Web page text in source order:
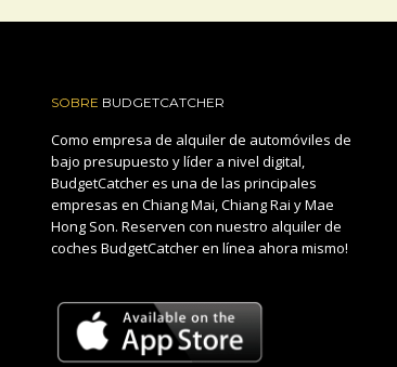
SOBRE BUDGETCATCHER
Como empresa de alquiler de automóviles de
bajo presupuesto y líder a nivel digital,
BudgetCatcher es una de las principales
empresas en Chiang Mai, Chiang Rai y Mae
Hong Son. Reserven con nuestro alquiler de
coches BudgetCatcher en línea ahora mismo!